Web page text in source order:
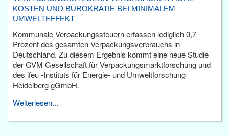
KOSTEN UND BÜROKRATIE BEI MINIMALEM
UMWELTEFFEKT
Kommunale Verpackungssteuern erfassen lediglich 0,7
Prozent des gesamten Verpackungsverbrauchs in
Deutschland. Zu diesem Ergebnis kommt eine neue Studie
der GVM Gesellschaft für Verpackungsmarktforschung und
des ifeu -Instituts für Energie- und Umweltforschung
Heidelberg gGmbH.
Weiterlesen...